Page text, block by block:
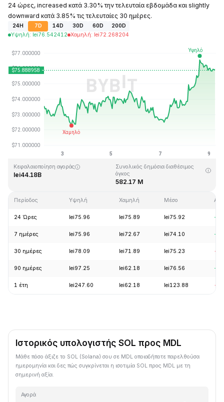
24 ώρες, increased κατά 3.30% την τελευταία εβδομάδα και slightly
downward κατά 3.85% τις τελευταίες 30 ημέρες.
24H 7D 14D 30D 60D
200D
Υψηλή: lei76.542412 Χαμηλή: lei72.268204
Τελευταία ενημέρωση στις: 2026-08-09, 05:47 GMT+0
Υψηλότερη τιμή (ATH)
Κεφαλαιοποίηση αγοράς
lei44.18B
Συνολικός δημόσια διαθέσιμος
όγκος
582.17 M
Περίοδος Υψηλή Χαμηλή Μέσο
24 Ώρες lei75.96 lei75.89 lei75.92
7 ημέρες lei75.96 lei72.67 lei74.10
30 ημέρες lei78.09 lei71.89 lei75.23 -
90 ημέρες lei97.25 lei62.18 lei76.56
1 έτη lei247.60 lei62.18 lei123.88 -
Ιστορικός υπολογιστής SOL προς MDL
Μάθε πόσο άξιζε το SOL (Solana) σου σε MDL οποιαδήποτε παρελθούσα
ημερομηνία και δες πώς συγκρίνεται η ισοτιμία SOL προς MDL με τη
σημερινή αξία.
Αγορά